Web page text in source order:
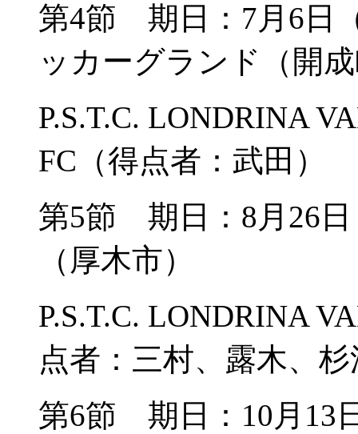
第4節 期日：7月6日
ッカーグランド（開
P.S.T.C. LONDRINA
FC（得点者：武田）
第5節 期日：8月26日
（厚木市）
P.S.T.C. LONDRINA
点者：三村、露木、
第6節 期日：10月13